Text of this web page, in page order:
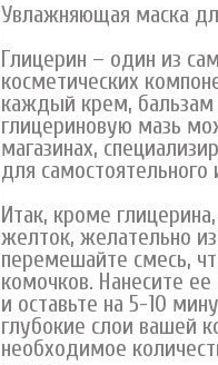
Увлажняющая маска
Глицерин – один из
косметических
каждый крем,
глицериновую мазь
магазинах,
для самостоятельного
Итак, кроме
желток, желательно
перемешайте смесь,
комочков. Нанесите
и оставьте на 5-10
глубокие слои вашей
необходимое